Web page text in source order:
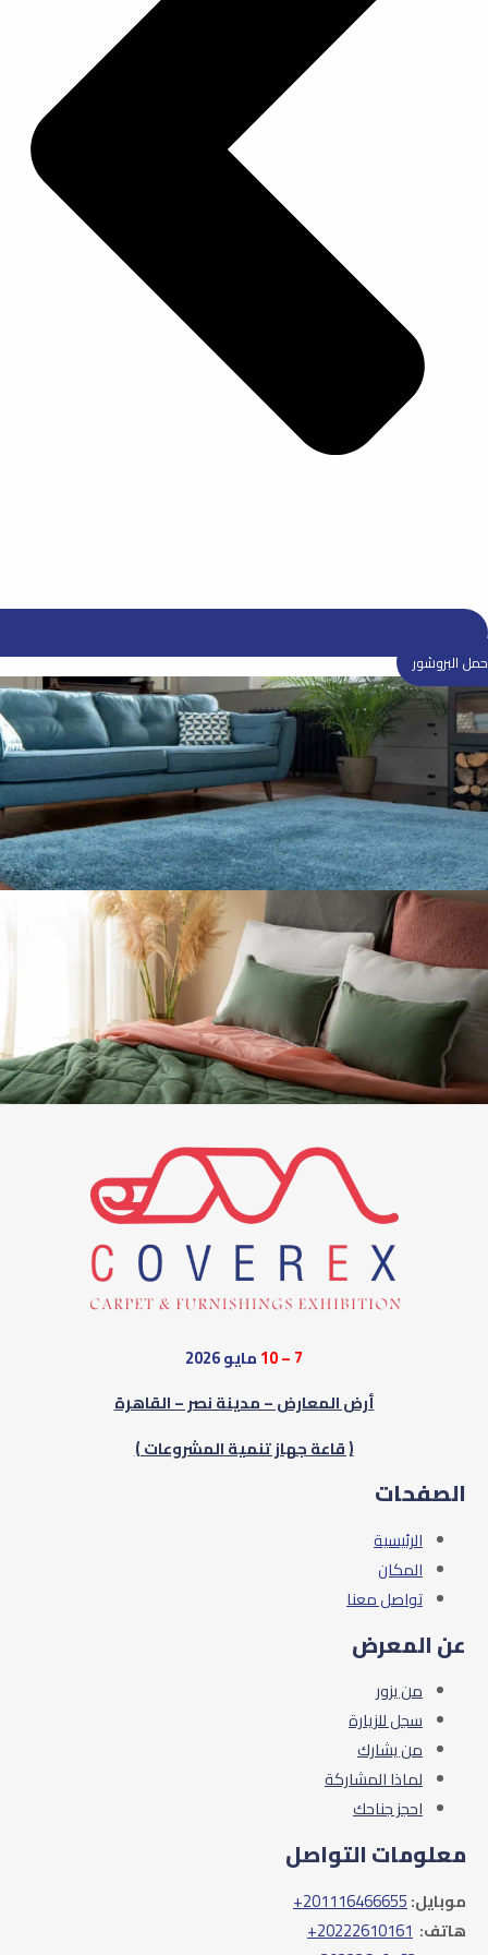
البروشور
مايو 2026
أرض المعارض – مدينة نصر – القاهرة
( قاعة جهاز تنمية المشروعات )
الصفحات
الرئيسية
المكان
تواصل معنا
عن المعرض
من يزور
سجل للزيارة
من يشارك
لماذا المشاركة
احجز جناحك
معلومات التواصل
موبايل:201116466655+
هاتف:20222610161+